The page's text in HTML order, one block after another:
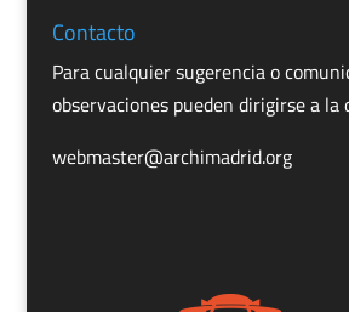
Contacto
Para cualquier sugerencia o
observaciones pueden dirigirse a la
webmaster@archimadrid.org